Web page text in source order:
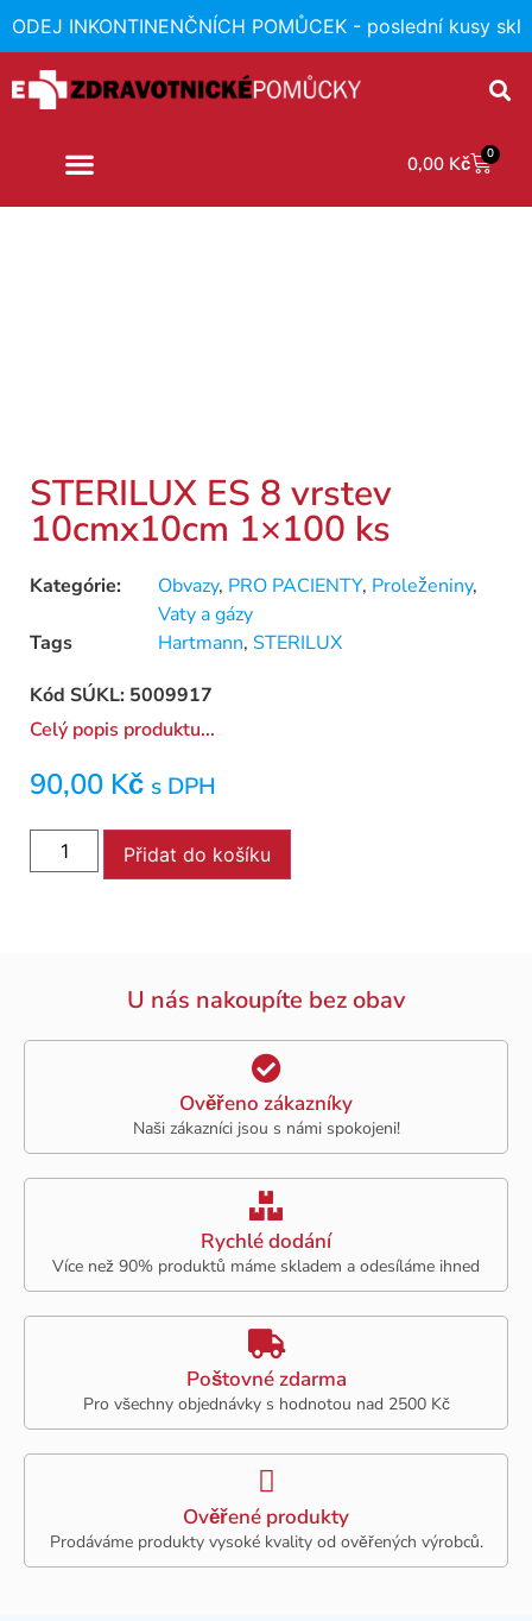
INKONTINENČNÍCH POMŮCEK - poslední kusy
0,00 Kč 0
STERILUX ES 8 vrstev
10cmx10cm 1×100 ks
Kategórie: Obvazy, PRO PACIENTY, Proleženiny,
Vaty a gázy
Tags
Hartmann, STERILUX
Kód SÚKL: 5009917
Celý popis produktu...
90,00 Kč s DPH
Přidat do košíku
U nás nakoupíte bez obav
Ověřeno zákazníky
Naši zákazníci jsou s námi spokojeni!
Rychlé dodání
Více než 90% produktů máme skladem a odesíláme ihned
Poštovné zdarma
Pro všechny objednávky s hodnotou nad 2500 Kč
Ověřené produkty
Prodáváme produkty vysoké kvality od ověřených výrobců.